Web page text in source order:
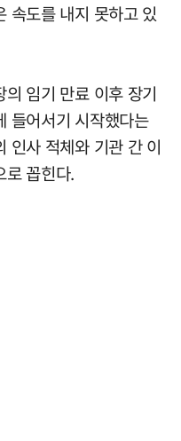
속도를 내지 못하고 있
임기 만료 이후 장기
들어서기 시작했다는
인사 적체와 기관 간 이
로 꼽힌다.